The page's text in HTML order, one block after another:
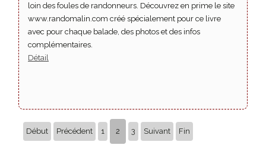
loin des foules de randonneurs. Découvrez en prime le site
www.randomalin.com créé spécialement pour ce livre
avec pour chaque balade, des photos et des infos
complémentaires.
Détail
Début Précédent 1 2 3 Suivant Fin